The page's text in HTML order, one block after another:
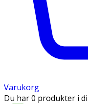
Varukorg
Du har 0 produkter i